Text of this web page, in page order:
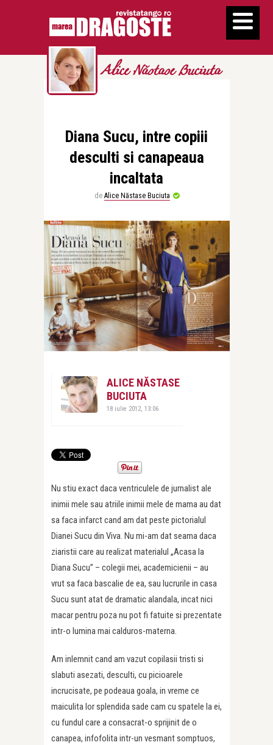
Alice Năstase Buciuta
Diana Sucu, intre copiii
desculti si canapeaua
incaltata
de Alice Năstase Buciuta
ALICE NĂSTASE
BUCIUTA
18 iulie 2012, 13:06
Nu stiu exact daca ventriculele de jurnalist ale
inimii mele sau atriile inimii mele de mama au dat
sa faca infarct cand am dat peste pictorialul
Dianei Sucu din Viva. Nu mi-am dat seama daca
ziaristii care au realizat materialul „Acasa la
Diana Sucu” – colegii mei, academicienii – au
vrut sa faca bascalie de ea, sau lucrurile in casa
Sucu sunt atat de dramatic alandala, incat nici
macar pentru poza nu pot fi fatuite si prezentate
intr-o lumina mai calduros-materna.
Am inlemnit cand am vazut copilasii tristi si
slabuti asezati, desculti, cu picioarele
incrucisate, pe podeaua goala, in vreme ce
maiculita lor splendida sade cam cu spatele la ei,
cu fundul care a consacrat-o sprijinit de o
canapea, infofolita intr-un vesmant somptuos,